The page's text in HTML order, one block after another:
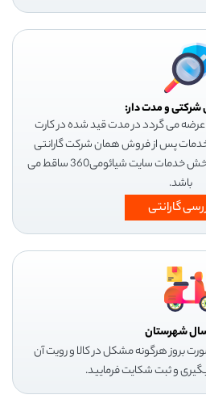
شرکتی و مدت دار:
عرضه می گردد در مدت قید شده در کارت
خدمات پس از فروش همان شرکت گارانتی
کننده بوده و مسئولیت آن از بخش خدمات سایت شیائومی360 ساقط می
باشد.
گارانتی
شهرستان
بروز هرگونه مشکل در کالا و رویت آن